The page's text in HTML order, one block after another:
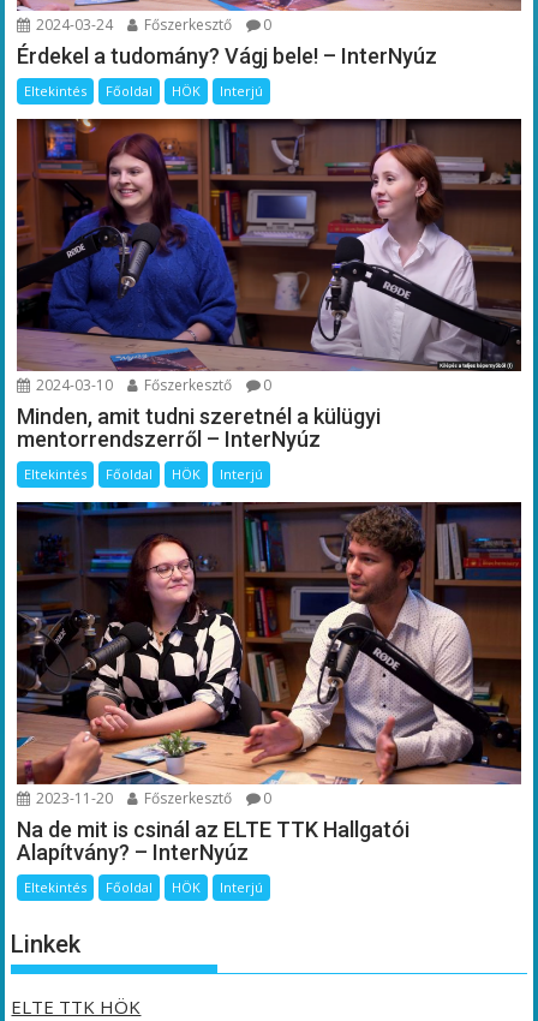
2024-03-24 Főszerkesztő 0
Érdekel a tudomány? Vágj bele! – InterNyúz
Eltekintés Főoldal HÖK Interjú
2024-03-10 Főszerkesztő 0
Minden, amit tudni szeretnél a külügyi
mentorrendszerről – InterNyúz
Eltekintés Főoldal HÖK Interjú
2023-11-20 Főszerkesztő 0
Na de mit is csinál az ELTE TTK Hallgatói
Alapítvány? – InterNyúz
Eltekintés Főoldal HÖK Interjú
Linkek
ELTE TTK HÖK